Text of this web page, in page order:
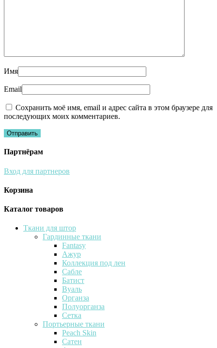
Имя
Email
Сохранить моё имя, email и адрес сайта в этом браузере для
последующих моих комментариев.
Партнёрам
Вход для партнеров
Корзина
Каталог товаров
Ткани для штор
Гардинные ткани
Fantasy
Ажур
Коллекция под лен
Сабле
Батист
Вуаль
Органза
Полуорганза
Сетка
Портьерные ткани
Peach Skin
Сатен